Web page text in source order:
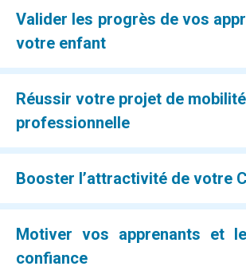
Valider les progrès de vos
votre enfant
Réussir votre projet de
professionnelle
Booster l’attractivité de votre
Motiver vos apprenants et
confiance